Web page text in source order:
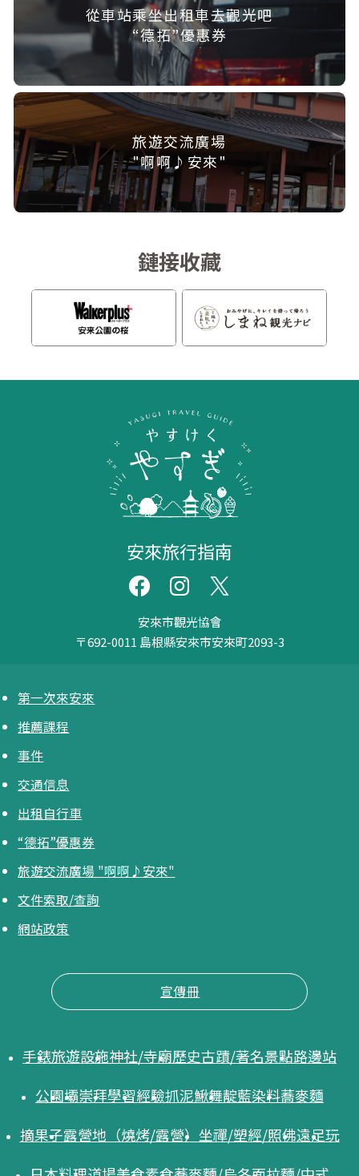
從車站乘坐出租車去觀光吧
“德拓”優惠券
旅遊交流廣場
"啊啊♪安來"
鏈接收藏
安來旅行指南
安來市觀光協會
〒692-0011 島根縣安來市安來町2093-3
第一次來安來
推薦課程
事件
交通信息
出租自行車
“德拓”優惠券
旅遊交流廣場 "啊啊♪安來"
文件索取/查詢
網站政策
宣傳冊
手錶旅遊設施神社/寺廟歷史古蹟/著名景點路邊站
公園壩崇拜學習經驗抓泥鰍舞靛藍染料蕎麥麵
摘果子露營地（燒烤/露營） 坐禪/塑經/照佛遠足玩